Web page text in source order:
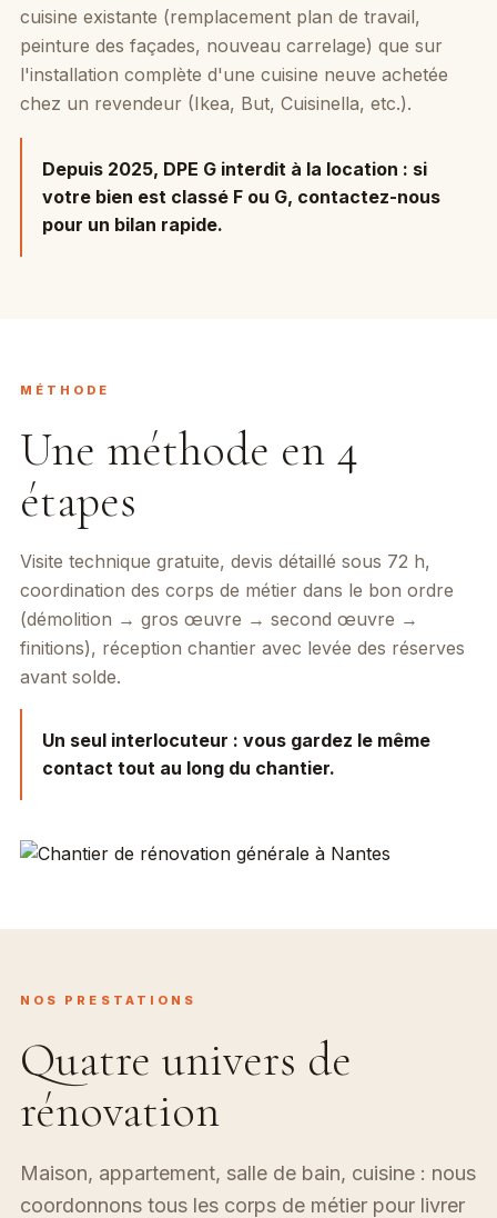
cuisine existante (remplacement plan de travail,
peinture des façades, nouveau carrelage) que sur
l'installation complète d'une cuisine neuve achetée
chez un revendeur (Ikea, But, Cuisinella, etc.).
Depuis 2025, DPE G interdit à la location : si
votre bien est classé F ou G, contactez-nous
pour un bilan rapide.
MÉTHODE
Une méthode en 4
étapes
Visite technique gratuite, devis détaillé sous 72 h,
coordination des corps de métier dans le bon ordre
(démolition → gros œuvre → second œuvre →
finitions), réception chantier avec levée des réserves
avant solde.
Un seul interlocuteur : vous gardez le même
contact tout au long du chantier.
NOS PRESTATIONS
Quatre univers de
rénovation
Maison, appartement, salle de bain, cuisine : nous
coordonnons tous les corps de métier pour livrer